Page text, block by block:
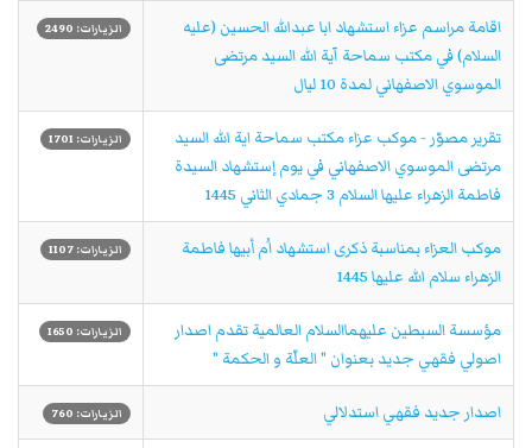
اقامة مراسم عزاء استشهاد ابا عبدالله الحسين (عليه
السلام) في مكتب سماحة آية الله السيد مرتضى
الموسوي الاصفهاني لمدة 10 ليال
الزيارات: 2490
تقرير مصوّر - موكب عزاء مکتب سماحة اية الله السيد
مرتضى الموسوي الاصفهاني في يوم إستشهاد السيدة
فاطمة الزهراء عليها السلام 3 جمادي الثاني 1445
الزيارات: 1701
موكب العزاء بمناسبة ذكرى استشهاد اُم أبيها فاطمة
الزهراء سلام الله عليها 1445
الزيارات: 1107
مؤسسة السبطين عليهماالسلام العالمية تقدم اصدار
اصولي فقهي جديد بعنوان " العلّة و الحكمة "
الزيارات: 1650
اصدار جديد فقهي استدلالي الزيارات: 760